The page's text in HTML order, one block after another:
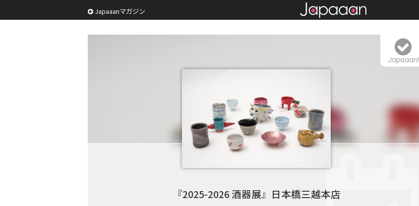
Japaaanマガジン
『2025-2026 酒器展』日本橋三越本店
Japaaan!